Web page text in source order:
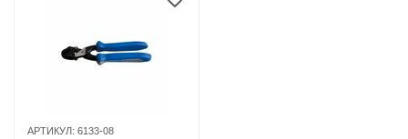
АРТИКУЛ: 6133-08